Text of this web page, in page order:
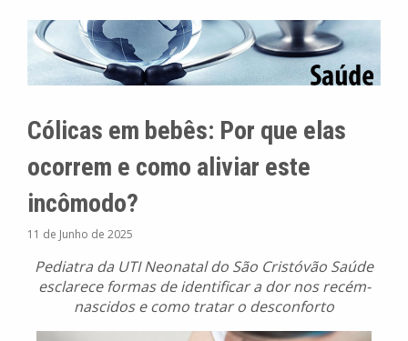
Cólicas em bebês: Por que elas
ocorrem e como aliviar este
incômodo?
11 de Junho de 2025
Pediatra da UTI Neonatal do São Cristóvão Saúde
esclarece formas de identificar a dor nos recém-
nascidos e como tratar o desconforto